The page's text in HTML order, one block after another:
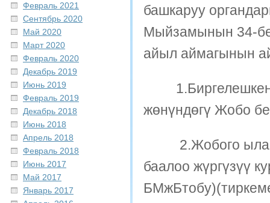
Февраль 2021
Сентябрь 2020
Май 2020
Март 2020
Февраль 2020
Декабрь 2019
Июнь 2019
Февраль 2019
Декабрь 2018
Июнь 2018
Апрель 2018
Февраль 2018
Июнь 2017
Май 2017
Январь 2017
башкаруу
Мыйзамынын 34-
айыл аймагынын
1.Биргелешкен
жөнүндөгү Жобо
2.Жобого
баалоо жүргүзүү